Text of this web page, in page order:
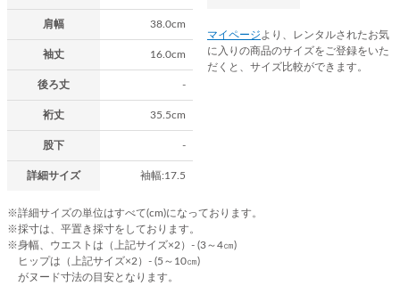
肩幅 38.0cm
袖丈 16.0cm
後ろ丈 -
裄丈 35.5cm
股下 -
詳細サイズ 袖幅:17.5
マイページ より、レンタルされたお気
に入りの商品のサイズをご登録をいた
だくと、サイズ比較ができます。
※詳細サイズの単位はすべて(cm)になっております。
※採寸は、平置き採寸をしております。
※身幅、ウエストは（上記サイズ×2）- (3～4㎝)
ヒップは（上記サイズ×2）- (5～10㎝)
がヌード寸法の目安となります。